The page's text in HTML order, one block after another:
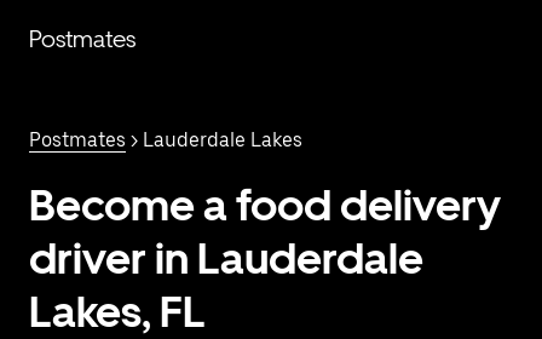
contenido
Postmates
Postmates > Lauderdale Lakes
Become a food delivery
driver in Lauderdale
Lakes, FL